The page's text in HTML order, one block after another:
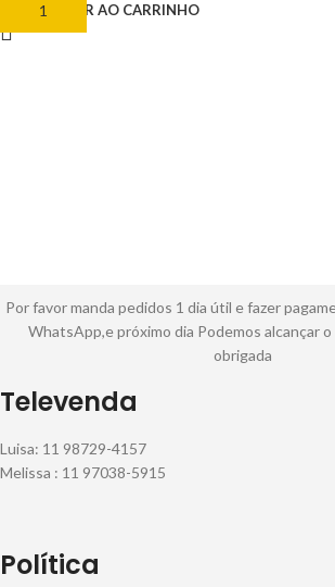
ADICIONAR AO CARRINHO
Por favor manda pedidos 1 dia útil e fazer
WhatsApp,e próximo dia Podemos alcançar
obrigada
Televenda
Luisa: 11 98729-4157
Melissa : 11 97038-5915
Política